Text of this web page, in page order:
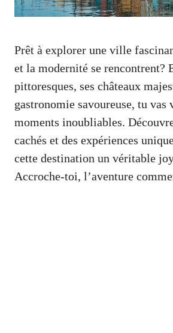
Prêt à explorer une ville
et la modernité se rencontrent?
pittoresques, ses châteaux
gastronomie savoureuse, tu vas
moments inoubliables.
cachés et des expériences
cette destination un véritable
Accroche-toi, l’aventure